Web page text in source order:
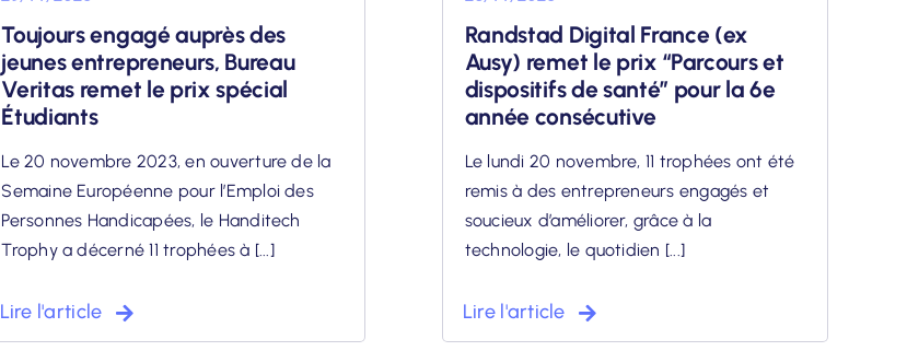
Toujours engagé auprès des
jeunes entrepreneurs, Bureau
Veritas remet le prix spécial
Étudiants
Le 20 novembre 2023, en ouverture de la
Semaine Européenne pour l’Emploi des
Personnes Handicapées, le Handitech
Trophy a décerné 11 trophées à [...]
Lire l'article
Randstad Digital France (ex
Ausy) remet le prix “Parcours et
dispositifs de santé” pour la 6e
année consécutive
Le lundi 20 novembre, 11 trophées ont été
remis à des entrepreneurs engagés et
soucieux d’améliorer, grâce à la
technologie, le quotidien [...]
Lire l'article